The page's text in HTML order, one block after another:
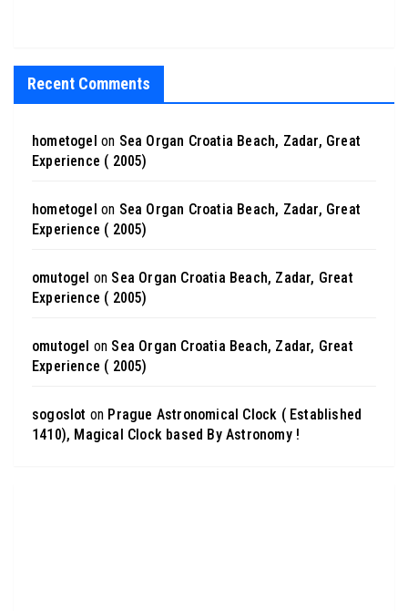
Recent Comments
hometogel on Sea Organ Croatia Beach, Zadar, Great
Experience ( 2005)
hometogel on Sea Organ Croatia Beach, Zadar, Great
Experience ( 2005)
omutogel on Sea Organ Croatia Beach, Zadar, Great
Experience ( 2005)
omutogel on Sea Organ Croatia Beach, Zadar, Great
Experience ( 2005)
sogoslot on Prague Astronomical Clock ( Established
1410), Magical Clock based By Astronomy !